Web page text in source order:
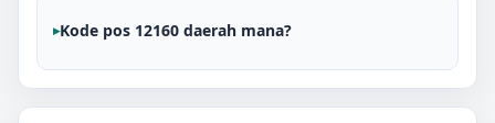
Kode pos 12160 daerah mana?